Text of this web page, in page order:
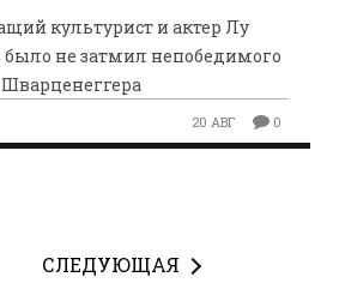
культурист и актер Лу
не затмил непобедимого
Шварценеггера
20 АВГ 0
СЛЕДУЮЩАЯ